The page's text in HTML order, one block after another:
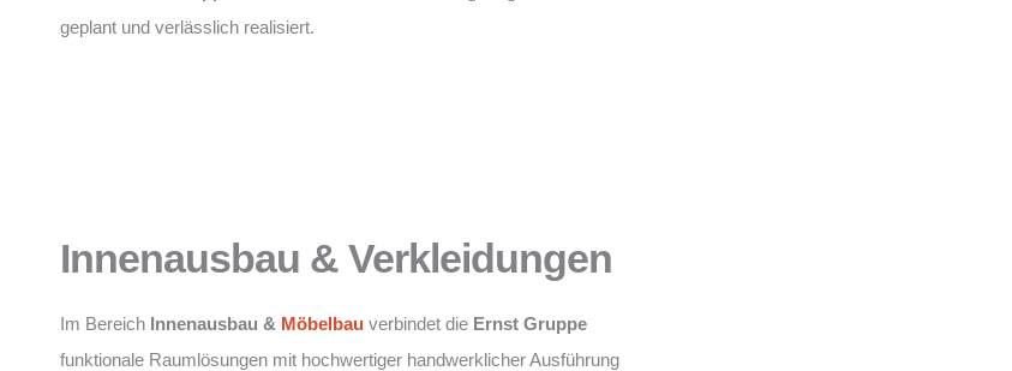
geplant und verlässlich realisiert.
Innenausbau & Verkleidungen
Im Bereich Innenausbau & Möbelbau verbindet die Ernst Gruppe
funktionale Raumlösungen mit hochwertiger handwerklicher Ausführung